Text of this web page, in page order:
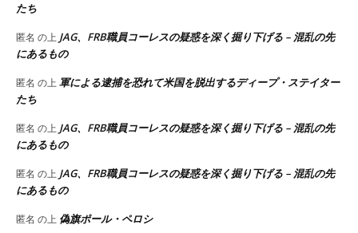
たち
匿名 の上 JAG、FRB職員コーレスの疑惑を深く掘り下げる – 混乱の先
にあるもの
匿名 の上 軍による逮捕を恐れて米国を脱出するディープ・ステイター
たち
匿名 の上 JAG、FRB職員コーレスの疑惑を深く掘り下げる – 混乱の先
にあるもの
匿名 の上 JAG、FRB職員コーレスの疑惑を深く掘り下げる – 混乱の先
にあるもの
匿名 の上 偽旗ポール・ペロシ